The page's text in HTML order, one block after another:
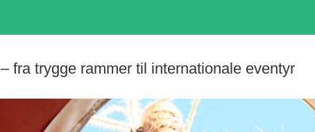
– fra trygge rammer til internationale eventyr